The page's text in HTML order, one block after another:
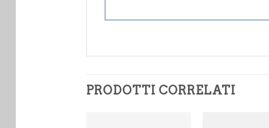
PRODOTTI CORRELATI